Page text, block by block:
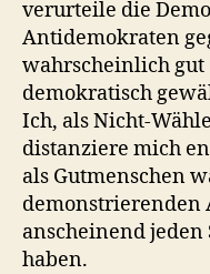
verurteile die
Antidemokraten
wahrscheinlich gut
demokratisch
Ich, als Nicht-
distanziere mich
als Gutmenschen
demonstrierenden
anscheinend
haben.